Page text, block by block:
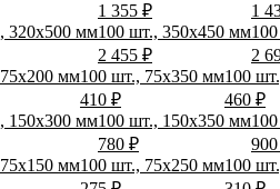
1 355 ₽
1
320x500 мм100 шт., 350x450 мм
2 455 ₽
2
мм100 шт., 75x350 мм
410 ₽
100
460 ₽
150x300 мм100 шт., 150x350 мм
780 ₽
мм100 шт., 75x250 мм100